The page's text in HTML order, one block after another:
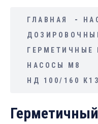
ГЛАВНАЯ
ГЕРМЕТИЧНЫЕ
НАСОСЫ М8
НД 100/160